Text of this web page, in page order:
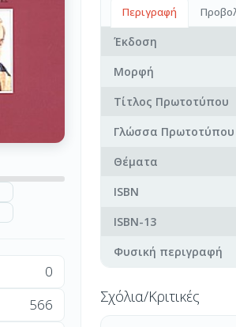
0
566
Περιγραφή
Έκδοση
Μορφή
Τίτλος Πρωτοτύπου
Γλώσσα Πρωτοτύπου
Θέματα
ISBN
ISBN-13
Φυσική περιγραφή
Σχόλια/Κριτικές